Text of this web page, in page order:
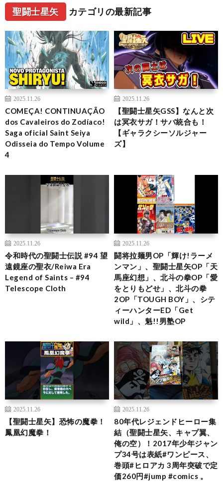
聖闘士星矢 カテゴリの最新記事
2025.11.26
COMEÇA! CONTINUAÇÃO
dos Cavaleiros do Zodíaco!
Saga oficial Saint Seiya
Odisseia do Tempo Volume
4
2025.11.26
【聖闘士星矢GSS】なんと次
は冥衣サガ！サバ統合も！
【ギャラクシーソルジャー
ズ】
2025.11.26
令和時代の聖闘士伝説 #94 望
遠鏡座の聖衣/Reiwa Era
Legend of Saints – #94
Telescope Cloth
2025.11.26
闘将拉麺男OP「輝け!ラーメ
ンマン」、聖闘士星矢OP「天
馬座幻想」、北斗の拳OP「愛
をとりもどせ」、北斗の拳
2OP「TOUGH BOY」、シテ
ィーハンターED「Get
wild」、魁!!男塾OP
2025.11.26
【聖闘士星矢】恐怖の魔拳！
鳳凰幻魔拳！
2025.11.26
80年代レジェンドヒーロー集
結（聖闘士星矢、キャプ翼、
俺の空）！2017年少年ジャン
プ34号は表紙#ワンピース、
巻頭#ヒロアカ 3周年突破で定
価260円#jump #comics 。